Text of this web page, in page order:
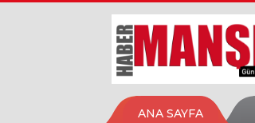
ANA SAYFA